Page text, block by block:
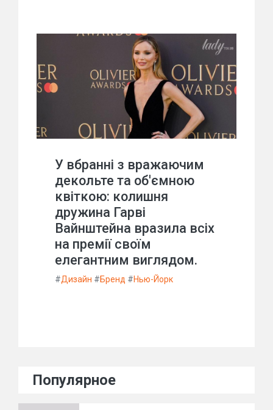
У вбранні з вражаючим
декольте та об'ємною
квіткою: колишня
дружина Гарві
Вайнштейна вразила всіх
на премії своїм
елегантним виглядом.
#Дизайн #Бренд #Нью-Йорк
Популярное